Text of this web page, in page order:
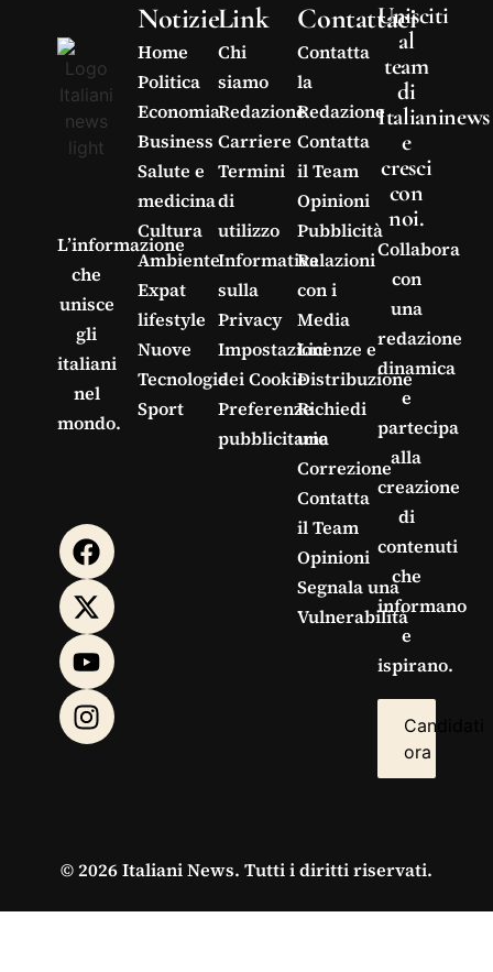
L’informazione
che
unisce
gli
italiani
nel
mondo.
Notizie
Home
Politica
Economia
Business
Salute e
medicina
Cultura
Ambiente
Expat
lifestyle
Nuove
Tecnologie
Sport
Link
Chi
siamo
Redazione
Carriere
Termini
di
utilizzo
Informativa
sulla
Privacy
Impostazioni
dei Cookie
Preferenze
pubblicitarie
Contattaci
Contatta
la
Redazione
Contatta
il Team
Opinioni
Pubblicità
Relazioni
con i
Media
Licenze e
Distribuzione
Richiedi
una
Correzione
Contatta
il Team
Opinioni
Segnala una
Vulnerabilità
Unisciti
al
team
di
Italianinews
e
cresci
con
noi.
Collabora
con
una
redazione
dinamica
e
partecipa
alla
creazione
di
contenuti
che
informano
e
ispirano.
Candidati
ora
© 2026 Italiani News. Tutti i diritti riservati.